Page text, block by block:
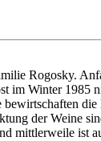
Rogosky.
im Winter 1985
der Weine
mittlerweile ist